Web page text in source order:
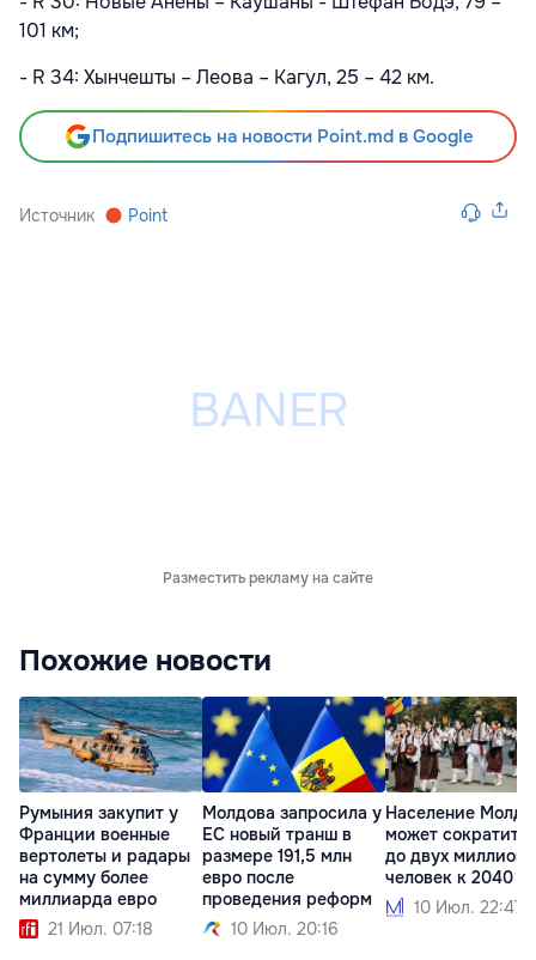
101 км;
- R 34: Хынчешты – Леова – Кагул, 25 – 42 км.
Подпишитесь на новости Point.md в Google
Источник Point
Разместить рекламу на сайте
Похожие новости
Румыния закупит у
Франции военные
вертолеты и радары
на сумму более
миллиарда евро
21 Июл. 07:18
Молдова запросила у
ЕС новый транш в
размере 191,5 млн
евро после
проведения реформ
10 Июл. 20:16
Население
может
до двух
человек к 2040
10 Июл. 22:47